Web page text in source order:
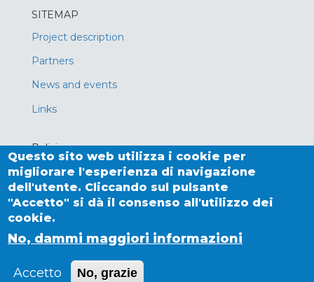
SITEMAP
Project description
Partners
News and events
Links
Policies
Privacy policy
Cookies
Powered by Drupal
Questo sito web utilizza i cookie per
migliorare l'esperienza di navigazione
dell'utente. Cliccando sul pulsante
"Accetto" si dà il consenso all'utilizzo dei
cookie.
No, dammi maggiori informazioni
Accetto No, grazie